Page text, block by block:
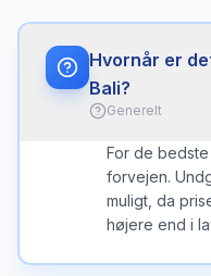
Hvornår er
Bali?
Generelt
For de
forvejen.
muligt, da
højere end i